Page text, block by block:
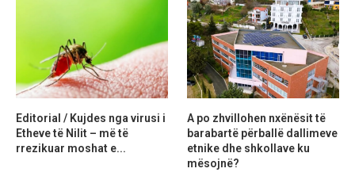
Editorial / Kujdes nga virusi i
Etheve të Nilit – më të
rrezikuar moshat e...
A po zhvillohen nxënësit të
barabartë përballë dallimeve
etnike dhe shkollave ku
mësojnë?